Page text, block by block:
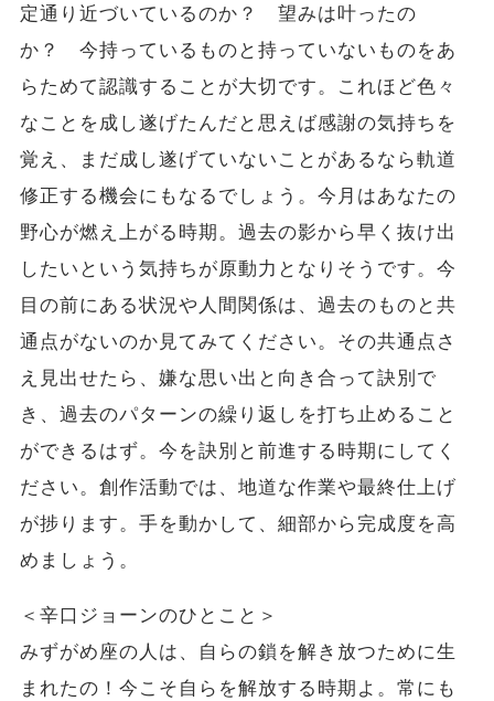
定通り近づいているのか？ 望みは叶ったの
か？ 今持っているものと持っていないものをあ
らためて認識することが大切です。これほど色々
なことを成し遂げたんだと思えば感謝の気持ちを
覚え、まだ成し遂げていないことがあるなら軌道
修正する機会にもなるでしょう。今月はあなたの
野心が燃え上がる時期。過去の影から早く抜け出
したいという気持ちが原動力となりそうです。今
目の前にある状況や人間関係は、過去のものと共
通点がないのか見てみてください。その共通点さ
え見出せたら、嫌な思い出と向き合って訣別で
き、過去のパターンの繰り返しを打ち止めること
ができるはず。今を訣別と前進する時期にしてく
ださい。創作活動では、地道な作業や最終仕上げ
が捗ります。手を動かして、細部から完成度を高
めましょう。
＜辛口ジョーンのひとこと＞
みずがめ座の人は、自らの鎖を解き放つために生
まれたの！今こそ自らを解放する時期よ。常にも